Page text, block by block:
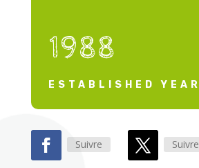
1988
ESTABLISHED YEAR
Suivre Suivre